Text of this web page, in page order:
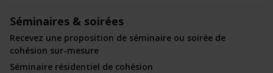
Séminaires & soirées
Recevez une proposition de séminaire ou soirée de
cohésion sur-mesure
Séminaire résidentiel de cohésion